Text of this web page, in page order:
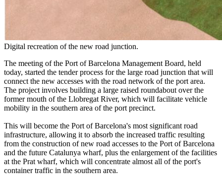
Digital recreation of the new road junction.
The meeting of the Port of Barcelona Management Board, held
today, started the tender process for the large road junction that will
connect the new accesses with the road network of the port area.
The project involves building a large raised roundabout over the
former mouth of the Llobregat River, which will facilitate vehicle
mobility in the southern area of the port precinct.
This will become the Port of Barcelona's most significant road
infrastructure, allowing it to absorb the increased traffic resulting
from the construction of new road accesses to the Port of Barcelona
and the future Catalunya wharf, plus the enlargement of the facilities
at the Prat wharf, which will concentrate almost all of the port's
container traffic in the southern area.